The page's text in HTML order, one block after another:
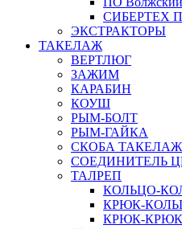
СИБЕРТЕХ
ЭКСТРАКТОРЫ
ТАКЕЛАЖ
ВЕРТЛЮГ
ЗАЖИМ
КАРАБИН
КОУШ
РЫМ-БОЛТ
РЫМ-ГАЙКА
СКОБА
СОЕДИНИТЕЛЬ
ТАЛРЕП
КОЛЬЦО-
КРЮК-
КРЮК-КРЮК